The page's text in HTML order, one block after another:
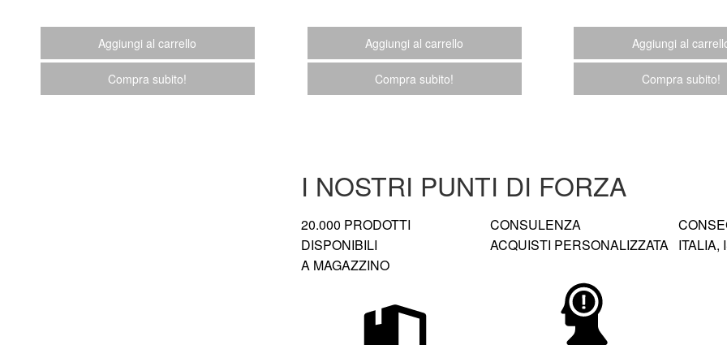
Aggiungi al carrello
Compra subito!
Aggiungi al carrello
Compra subito!
Aggiungi al
Compra subito!
I NOSTRI PUNTI DI FORZA
20.000 PRODOTTI
DISPONIBILI
A MAGAZZINO
CONSULENZA
ACQUISTI PERSONALIZZATA ITALIA,